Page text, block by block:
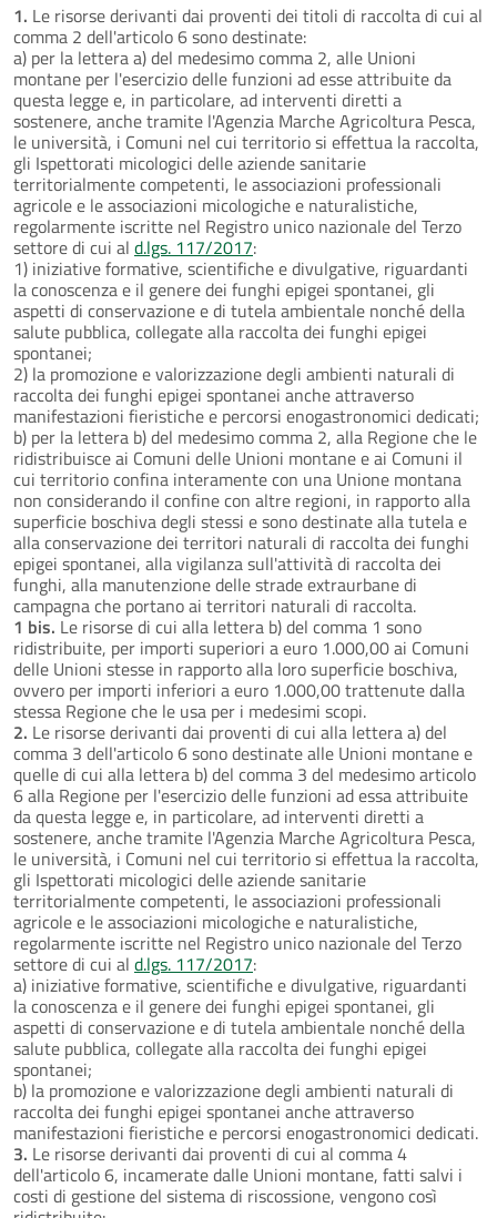
1. Le risorse derivanti dai proventi dei titoli di raccolta di cui al
comma 2 dell'articolo 6 sono destinate:
a) per la lettera a) del medesimo comma 2, alle Unioni
montane per l'esercizio delle funzioni ad esse attribuite da
questa legge e, in particolare, ad interventi diretti a
sostenere, anche tramite l'Agenzia Marche Agricoltura Pesca,
le università, i Comuni nel cui territorio si effettua la raccolta,
gli Ispettorati micologici delle aziende sanitarie
territorialmente competenti, le associazioni professionali
agricole e le associazioni micologiche e naturalistiche,
regolarmente iscritte nel Registro unico nazionale del Terzo
settore di cui al d.lgs. 117/2017:
1) iniziative formative, scientifiche e divulgative, riguardanti
la conoscenza e il genere dei funghi epigei spontanei, gli
aspetti di conservazione e di tutela ambientale nonché della
salute pubblica, collegate alla raccolta dei funghi epigei
spontanei;
2) la promozione e valorizzazione degli ambienti naturali di
raccolta dei funghi epigei spontanei anche attraverso
manifestazioni fieristiche e percorsi enogastronomici dedicati;
b) per la lettera b) del medesimo comma 2, alla Regione che le
ridistribuisce ai Comuni delle Unioni montane e ai Comuni il
cui territorio confina interamente con una Unione montana
non considerando il confine con altre regioni, in rapporto alla
superficie boschiva degli stessi e sono destinate alla tutela e
alla conservazione dei territori naturali di raccolta dei funghi
epigei spontanei, alla vigilanza sull'attività di raccolta dei
funghi, alla manutenzione delle strade extraurbane di
campagna che portano ai territori naturali di raccolta.
1 bis. Le risorse di cui alla lettera b) del comma 1 sono
ridistribuite, per importi superiori a euro 1.000,00 ai Comuni
delle Unioni stesse in rapporto alla loro superficie boschiva,
ovvero per importi inferiori a euro 1.000,00 trattenute dalla
stessa Regione che le usa per i medesimi scopi.
2. Le risorse derivanti dai proventi di cui alla lettera a) del
comma 3 dell'articolo 6 sono destinate alle Unioni montane e
quelle di cui alla lettera b) del comma 3 del medesimo articolo
6 alla Regione per l'esercizio delle funzioni ad essa attribuite
da questa legge e, in particolare, ad interventi diretti a
sostenere, anche tramite l'Agenzia Marche Agricoltura Pesca,
le università, i Comuni nel cui territorio si effettua la raccolta,
gli Ispettorati micologici delle aziende sanitarie
territorialmente competenti, le associazioni professionali
agricole e le associazioni micologiche e naturalistiche,
regolarmente iscritte nel Registro unico nazionale del Terzo
settore di cui al d.lgs. 117/2017:
a) iniziative formative, scientifiche e divulgative, riguardanti
la conoscenza e il genere dei funghi epigei spontanei, gli
aspetti di conservazione e di tutela ambientale nonché della
salute pubblica, collegate alla raccolta dei funghi epigei
spontanei;
b) la promozione e valorizzazione degli ambienti naturali di
raccolta dei funghi epigei spontanei anche attraverso
manifestazioni fieristiche e percorsi enogastronomici dedicati.
3. Le risorse derivanti dai proventi di cui al comma 4
dell'articolo 6, incamerate dalle Unioni montane, fatti salvi i
costi di gestione del sistema di riscossione, vengono così